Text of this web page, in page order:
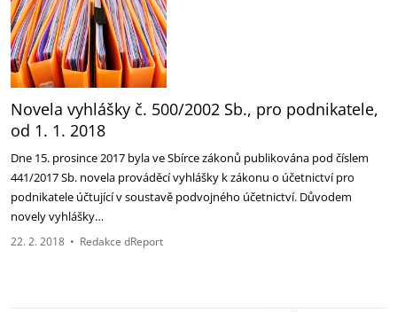
Novela vyhlášky č. 500/2002 Sb., pro podnikatele,
od 1. 1. 2018
Dne 15. prosince 2017 byla ve Sbírce zákonů publikována pod číslem
441/2017 Sb. novela prováděcí vyhlášky k zákonu o účetnictví pro
podnikatele účtující v soustavě podvojného účetnictví. Důvodem
novely vyhlášky…
22. 2. 2018 • Redakce dReport